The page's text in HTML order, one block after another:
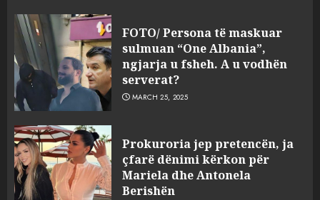
FOTO/ Persona të maskuar
sulmuan “One Albania”,
ngjarja u fsheh. A u vodhën
serverat?
MARCH 25, 2025
Prokuroria jep pretencën, ja
çfarë dënimi kërkon për
Mariela dhe Antonela
Berishën